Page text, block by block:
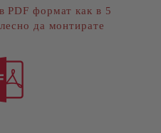
PDF формат как в 5
да монтирате